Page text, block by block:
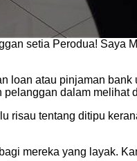
setia Perodua!
loan atau pinjaman
dalam melihat
risau tentang ditipu
mereka yang layak.